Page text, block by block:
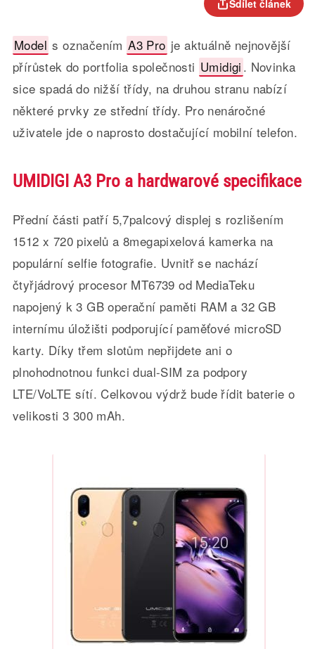
Sdílet článek
Model s označením A3 Pro je aktuálně nejnovější
přírůstek do portfolia společnosti Umidigi . Novinka
sice spadá do nižší třídy, na druhou stranu nabízí
některé prvky ze střední třídy. Pro nenáročné
uživatele jde o naprosto dostačující mobilní telefon.
UMIDIGI A3 Pro a hardwarové specifikace
Přední části patří 5,7palcový displej s rozlišením
1512 x 720 pixelů a 8megapixelová kamerka na
populární selfie fotografie. Uvnitř se nachází
čtyřjádrový procesor MT6739 od MediaTeku
napojený k 3 GB operační paměti RAM a 32 GB
internímu úložišti podporující paměťové microSD
karty. Díky třem slotům nepřijdete ani o
plnohodnotnou funkci dual-SIM za podpory
LTE/VoLTE sítí. Celkovou výdrž bude řídit baterie o
velikosti 3 300 mAh.